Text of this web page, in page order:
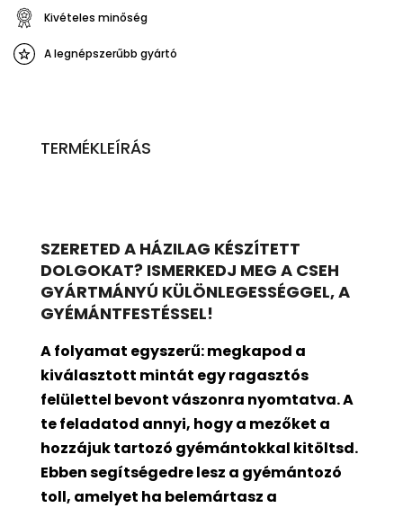
Kivételes minőség
A legnépszerűbb gyártó
TERMÉKLEÍRÁS
SZERETED A HÁZILAG KÉSZÍTETT
DOLGOKAT? ISMERKEDJ MEG A CSEH
GYÁRTMÁNYÚ KÜLÖNLEGESSÉGGEL, A
GYÉMÁNTFESTÉSSEL!
A folyamat egyszerű: megkapod a
kiválasztott mintát egy ragasztós
felülettel bevontvászonra nyomtatva. A
te feladatod annyi, hogy a mezőket a
hozzájuk tartozó gyémántokkal kitöltsd.
Ebben segítségedre lesz a gyémántozó
toll, amelyet ha belemártasz a